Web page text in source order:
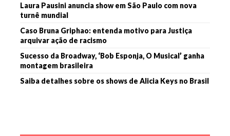
Laura Pausini anuncia show em São Paulo com nova
turnê mundial
Caso Bruna Griphao: entenda motivo para Justiça
arquivar ação de racismo
Sucesso da Broadway, ‘Bob Esponja, O Musical’ ganha
montagem brasileira
Saiba detalhes sobre os shows de Alicia Keys no Brasil